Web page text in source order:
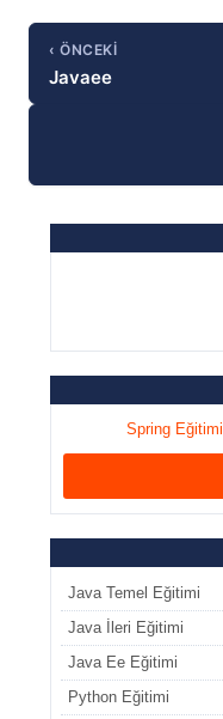
‹ ÖNCEKI
Javaee
Spring Eğitimi
Java Temel Eğitimi
Java İleri Eğitimi
Java Ee Eğitimi
Python Eğitimi